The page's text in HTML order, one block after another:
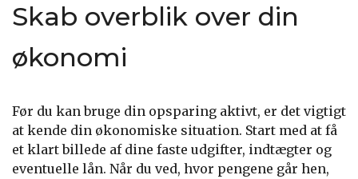
Skab overblik over din
økonomi
Før du kan bruge din opsparing aktivt, er det vigtigt
at kende din økonomiske situation. Start med at få
et klart billede af dine faste udgifter, indtægter og
eventuelle lån. Når du ved, hvor pengene går hen,